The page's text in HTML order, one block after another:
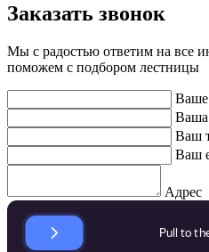
Заказать звонок
Мы с радостью ответим на все
поможем с подбором лестницы
Ваш
Ваш
Адрес